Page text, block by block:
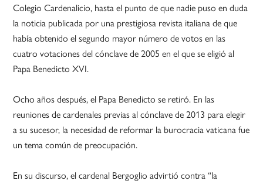
Colegio Cardenalicio, hasta el punto de que nadie puso en duda
la noticia publicada por una prestigiosa revista italiana de que
había obtenido el segundo mayor número de votos en las
cuatro votaciones del cónclave de 2005 en el que se eligió al
Papa Benedicto XVI.
Ocho años después, el Papa Benedicto se retiró. En las
reuniones de cardenales previas al cónclave de 2013 para elegir
a su sucesor, la necesidad de reformar la burocracia vaticana fue
un tema común de preocupación.
En su discurso, el cardenal Bergoglio advirtió contra “la